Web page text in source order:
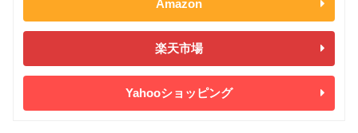
Amazon
楽天市場
Yahooショッピング